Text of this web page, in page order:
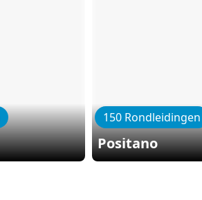
150 Rondleidingen
Positano